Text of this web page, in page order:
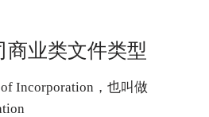
商业类文件类型
Incorporation，也叫做